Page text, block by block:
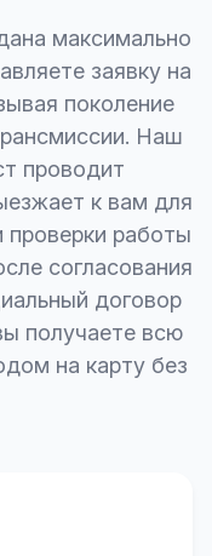
максимально
заявку на
поколение
Наш
проводит
к вам для
проверки работы
согласования
договор
получаете всю
на карту без